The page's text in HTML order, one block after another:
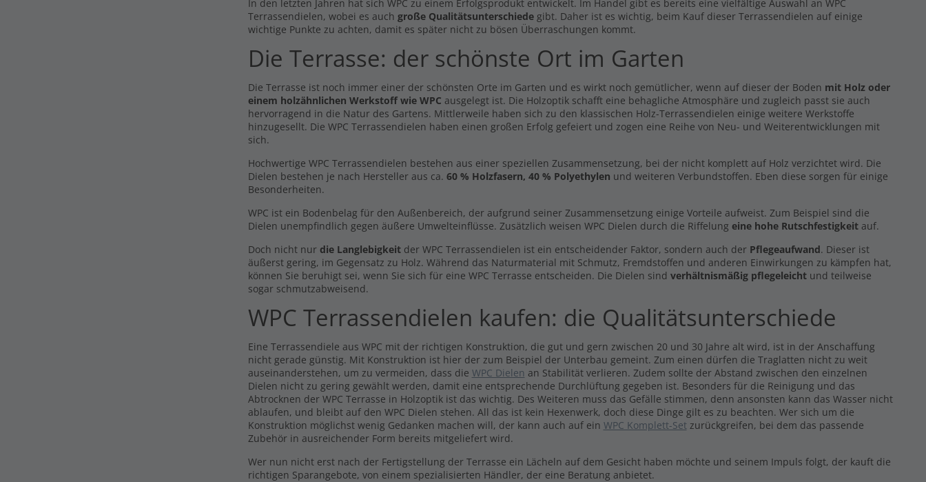
In den letzten Jahren hat sich WPC zu einem Erfolgsprodukt entwickelt. Im Handel gibt es bereits eine vielfältige Auswahl an WPC
Terrassendielen, wobei es auch große Qualitätsunterschiede gibt. Daher ist es wichtig, beim Kauf dieser Terrassendielen auf einige
wichtige Punkte zu achten, damit es später nicht zu bösen Überraschungen kommt.
Die Terrasse: der schönste Ort im Garten
Die Terrasse ist noch immer einer der schönsten Orte im Garten und es wirkt noch gemütlicher, wenn auf dieser der Boden mit Holz oder
einem holzähnlichen Werkstoff wie WPC ausgelegt ist. Die Holzoptik schafft eine behagliche Atmosphäre und zugleich passt sie auch
hervorragend in die Natur des Gartens. Mittlerweile haben sich zu den klassischen Holz-Terrassendielen einige weitere Werkstoffe
hinzugesellt. Die WPC Terrassendielen haben einen großen Erfolg gefeiert und zogen eine Reihe von Neu- und Weiterentwicklungen mit
sich.
Hochwertige WPC Terrassendielen bestehen aus einer speziellen Zusammensetzung, bei der nicht komplett auf Holz verzichtet wird. Die
Dielen bestehen je nach Hersteller aus ca. 60 % Holzfasern, 40 % Polyethylen und weiteren Verbundstoffen. Eben diese sorgen für einige
Besonderheiten.
WPC ist ein Bodenbelag für den Außenbereich, der aufgrund seiner Zusammensetzung einige Vorteile aufweist. Zum Beispiel sind die
Dielen unempfindlich gegen äußere Umwelteinflüsse. Zusätzlich weisen WPC Dielen durch die Riffelung eine hohe Rutschfestigkeitauf.
Doch nicht nur die Langlebigkeitder WPC Terrassendielen ist ein entscheidender Faktor, sondern auch der Pflegeaufwand. Dieser ist
äußerst gering, im Gegensatz zu Holz. Während das Naturmaterial mit Schmutz, Fremdstoffen und anderen Einwirkungen zu kämpfen hat,
können Sie beruhigt sei, wenn Sie sich für eine WPC Terrasse entscheiden. Die Dielen sind verhältnismäßig pflegeleichtund teilweise
sogar schmutzabweisend.
WPC Terrassendielen kaufen: die Qualitätsunterschiede
Eine Terrassendiele aus WPC mit der richtigen Konstruktion, die gut und gern zwischen 20 und 30 Jahre alt wird, ist in der Anschaffung
nicht gerade günstig. Mit Konstruktion ist hier der zum Beispiel der Unterbau gemeint. Zum einen dürfen die Traglatten nicht zu weit
auseinanderstehen, um zu vermeiden, dass die WPC Dielen an Stabilität verlieren. Zudem sollte der Abstand zwischen den einzelnen
Dielen nicht zu gering gewählt werden, damit eine entsprechende Durchlüftung gegeben ist. Besonders für die Reinigung und das
Abtrocknen der WPC Terrasse in Holzoptik ist das wichtig. Des Weiteren muss das Gefälle stimmen, denn ansonsten kann das Wasser nicht
ablaufen, und bleibt auf den WPC Dielen stehen. All das ist kein Hexenwerk, doch diese Dinge gilt es zu beachten. Wer sich um die
Konstruktion möglichst wenig Gedanken machen will, der kann auch auf ein WPC Komplett-Setzurückgreifen, bei dem das passende
Zubehör in ausreichender Form bereits mitgeliefert wird.
Wer nun nicht erst nach der Fertigstellung der Terrasse ein Lächeln auf dem Gesicht haben möchte und seinem Impuls folgt, der kauft die
richtigen Sparangebote, von einem spezialisierten Händler, der eine Beratung anbietet.